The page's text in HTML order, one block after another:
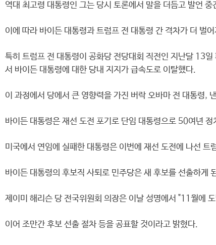
역대 최고령 대통령인 그는 당시 토론에서 말을 더듬고 발언
이에 따라 바이든 대통령과 트럼프 전 대통령 간 격차가 더 벌
특히 트럼프 전 대통령이 공화당 전당대회 직전인 지난달 13
서 바이든 대통령에 대한 당내 지지가 급속도로 이탈했다.
이 과정에서 당에서 큰 영향력을 가진 버락 오바마 전 대통령,
바이든 대통령은 재선 도전 포기로 단임 대통령으로 50여년
미국에서 연임에 실패한 대통령은 이번에 재선 도전에 나선
바이든 대통령의 후보직 사퇴로 민주당은 새 후보를 선출하게
제이미 해리슨 당 전국위원회 의장은 이날 성명에서 "11월에
이어 조만간 후보 선출 절차 등을 공표할 것이라고 밝혔다.